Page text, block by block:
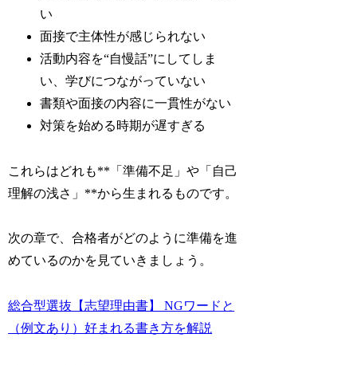
い
面接で主体性が感じられない
活動内容を“自慢話”にしてしま
い、学びにつながっていない
書類や面接の内容に一貫性がない
対策を始める時期が遅すぎる
これらはどれも**「準備不足」や「自己
理解の浅さ」**から生まれるものです。
次の章で、合格者がどのように準備を進
めているのかを見ていきましょう。
総合型選抜【志望理由書】 NGワードと
（例文あり）好まれる書き方を解説